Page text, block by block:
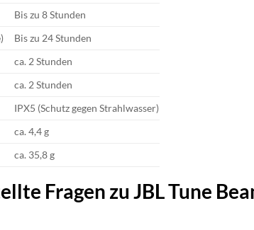
Bis zu 8 Stunden
Bis zu 24 Stunden
ca. 2 Stunden
ca. 2 Stunden
IPX5 (Schutz gegen Strahlwasser)
ca. 4,4 g
ca. 35,8 g
Fragen zu JBL Tune